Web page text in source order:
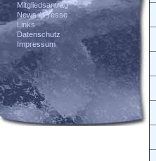
Mitgliedsantrag
News / Presse
Links
Datenschutz
Impressum